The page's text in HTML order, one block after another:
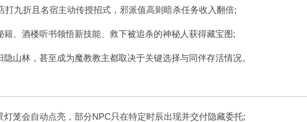
九折且名宿主动传授招式，邪派值高则暗杀任务收入翻倍;
、酒楼听书领悟新技能、救下被追杀的神秘人获得藏宝图;
山林，甚至成为魔教教主都取决于关键选择与同伴存活情况。
笼会自动点亮，部分NPC只在特定时辰出现并交付隐藏委托;